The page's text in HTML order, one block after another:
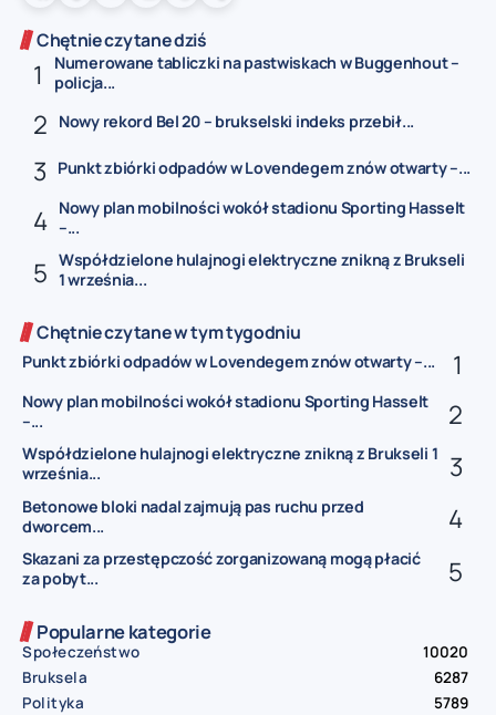
Chętnie czytane dziś
Numerowane tabliczki na pastwiskach w Buggenhout –
policja...
Nowy rekord Bel 20 – brukselski indeks przebił...
Punkt zbiórki odpadów w Lovendegem znów otwarty –...
Nowy plan mobilności wokół stadionu Sporting Hasselt
–...
Współdzielone hulajnogi elektryczne znikną z Brukseli
1 września...
Chętnie czytane w tym tygodniu
Punkt zbiórki odpadów w Lovendegem znów otwarty –...
Nowy plan mobilności wokół stadionu Sporting Hasselt
–...
Współdzielone hulajnogi elektryczne znikną z Brukseli 1
września...
Betonowe bloki nadal zajmują pas ruchu przed
dworcem...
Skazani za przestępczość zorganizowaną mogą płacić
za pobyt...
Popularne kategorie
Społeczeństwo
10020
Bruksela
6287
Polityka
5789